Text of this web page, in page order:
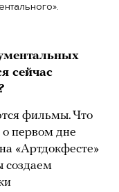
сейчас
фильмы. Что
первом дне
«Артдокфесте»
создаем